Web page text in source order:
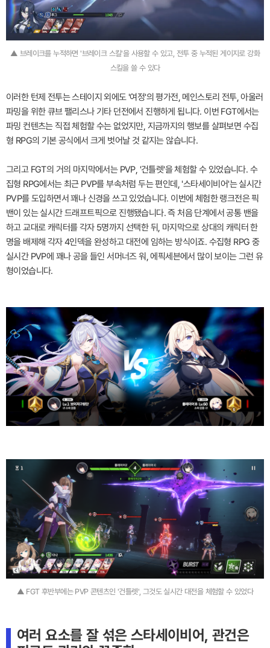
▲ 브레이크를 누적하면 '브레이크 스킬'을 사용할 수 있고, 전투 중 누적된 게이지로 강화
스킬을 쓸 수 있다
이러한 턴제 전투는 스테이지 외에도 '여정'의 평가전, 메인스토리 전투, 아울러
파밍을 위한 큐브 팰리스나 기타 던전에서 진행하게 됩니다. 이번 FGT에서는
파밍 컨텐츠는 직접 체험할 수는 없었지만, 지금까지의 행보를 살펴보면 수집
형 RPG의 기본 공식에서 크게 벗어날 것 같지는 않습니다.
그리고 FGT의 거의 마지막에서는 PVP, '건틀렛'을 체험할 수 있었습니다. 수
집형 RPG에서는 최근 PVP를 부속처럼 두는 편인데, '스타세이비어'는 실시간
PVP를 도입하면서 꽤나 신경을 쓰고 있었습니다. 이번에 체험한 랭크전은 픽
밴이 있는 실시간 드래프트픽으로 진행됐습니다. 즉 처음 단계에서 공통 밴을
하고 교대로 캐릭터를 각자 5명까지 선택한 뒤, 마지막으로 상대의 캐릭터 한
명을 배제해 각자 4인덱을 완성하고 대전에 임하는 방식이죠. 수집형 RPG 중
실시간 PVP에 꽤나 공을 들인 서머너즈 워, 에픽세븐에서 많이 보이는 그런 유
형이었습니다.
▲ FGT 후반부에는 PVP 콘텐츠인 '건틀렛', 그것도 실시간 대전을 체험할 수 있었다
여러 요소를 잘 섞은 스타세이비어, 관건은